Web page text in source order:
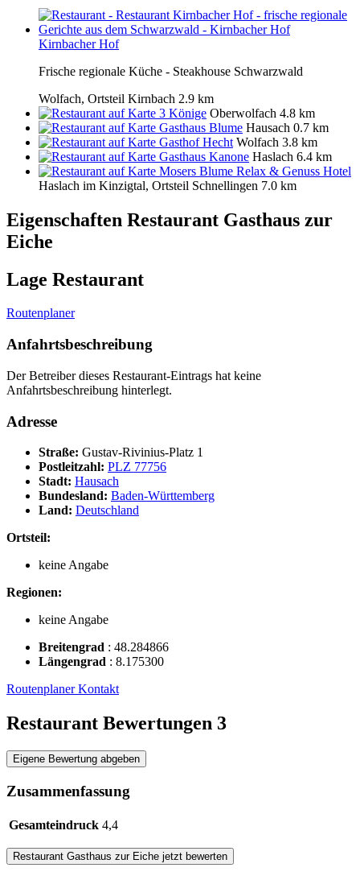
Kirnbacher Hof
Frische regionale Küche - Steakhouse Schwarzwald
Wolfach, Ortsteil Kirnbach 2.9 km
3 Könige Oberwolfach 4.8 km
Gasthaus Blume Hausach 0.7 km
Gasthof Hecht Wolfach 3.8 km
Gasthaus Kanone Haslach 6.4 km
Mosers Blume Relax & Genuss Hotel
Haslach im Kinzigtal, Ortsteil Schnellingen 7.0 km
Eigenschaften Restaurant Gasthaus zur
Eiche
Lage Restaurant
Routenplaner
Anfahrtsbeschreibung
Der Betreiber dieses Restaurant-Eintrags hat keine
Anfahrtsbeschreibung hinterlegt.
Adresse
Straße: Gustav-Rivinius-Platz 1
Postleitzahl: PLZ 77756
Stadt: Hausach
Bundesland: Baden-Württemberg
Land: Deutschland
Ortsteil:
keine Angabe
Regionen:
keine Angabe
Breitengrad : 48.284866
Längengrad : 8.175300
RoutenplanerKontakt
Restaurant Bewertungen 3
Eigene Bewertung abgeben
Zusammenfassung
Gesamteindruck 4,4
Restaurant Gasthaus zur Eiche jetzt bewerten